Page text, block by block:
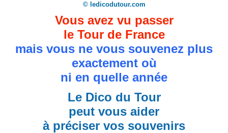
© ledicodutour.com
Vous avez vu passer
le Tour de France
mais vous ne vous souvenez plus
exactement où
ni en quelle année
Le Dico du Tour
peut vous aider
à préciser vos souvenirs